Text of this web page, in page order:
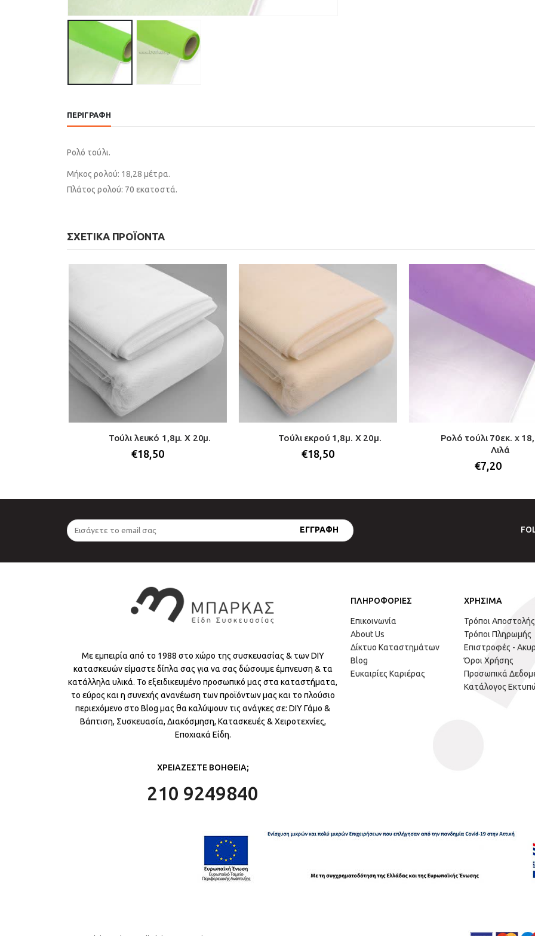
ΠΕΡΙΓΡΑΦΉ
Ρολό τούλι.
Μήκος ρολού: 18,28 μέτρα.
Πλάτος ρολού: 70 εκατοστά.
ΣΧΕΤΙΚΆ ΠΡΟΪΌΝΤΑ
Τούλι λευκό 1,8μ. Χ 20μ.
€18,50
Τούλι εκρού 1,8μ. Χ 20μ.
€18,50
Ρολό τούλι 70εκ. x
Λιλά
€7,20
Με εμπειρία από το 1988 στο χώρο της συσκευασίας & των DIY
κατασκευών είμαστε δίπλα σας για να σας δώσουμε έμπνευση & τα
κατάλληλα υλικά. Το εξειδικευμένο προσωπικό μας στα καταστήματα,
το εύρος και η συνεχής ανανέωση των προϊόντων μας και το πλούσιο
περιεχόμενο στο Blog μας θα καλύψουν τις ανάγκες σε: DIY Γάμο &
Βάπτιση, Συσκευασία, Διακόσμηση, Κατασκευές & Χειροτεχνίες,
Εποχιακά Είδη.
ΧΡΕΙΑΖΕΣΤΕ ΒΟΗΘΕΙΑ;
210 9249840
ΠΛΗΡΟΦΟΡΙΕΣ
Επικοινωνία
About Us
Δίκτυο Καταστημάτων
Blog
Ευκαιρίες Καριέρας
ΧΡΗΣΙΜΑ
Τρόποι Αποστολής
Τρόποι Πληρωμής
Επιστροφές -
Όροι Χρήσης
Προσωπικά
Κατάλογος